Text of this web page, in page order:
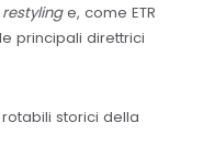
restylinge, come ETR
principali direttrici
storici della